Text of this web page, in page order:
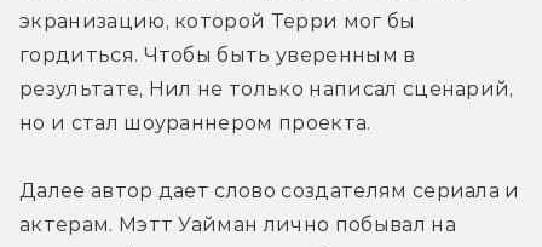
экранизацию, которой Терри мог бы
гордиться. Чтобы быть уверенным в
результате, Нил не только написал сценарий,
но и стал шоураннером проекта.
Далее автор дает слово создателям сериала и
актерам. Мэтт Уайман лично побывал на